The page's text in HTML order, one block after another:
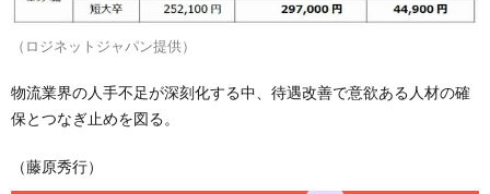
（ロジネットジャパン提供）
物流業界の人手不足が深刻化する中、待遇改善で意欲ある人材の確
保とつなぎ止めを図る。
（藤原秀行）